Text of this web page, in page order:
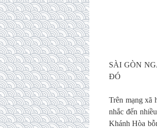
SÀI GÒN
ĐÓ
Trên mạng xã
nhắc đến
Khánh Hòa